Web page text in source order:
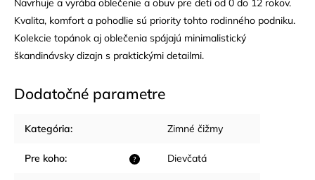
Kvalita, komfort a pohodlie sú priority tohto rodinného podniku.
Kolekcie topánok aj oblečenia spájajú minimalistický
škandinávsky dizajn s praktickými detailmi.
Dodatočné parametre
Kategória: Zimné čižmy
?
Pre koho: Dievčatá